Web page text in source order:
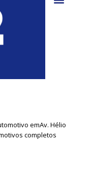
emAv. Hélio
completos